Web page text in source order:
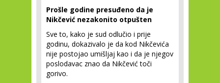
Prošle godine presuđeno da je
Nikčević nezakonito otpušten
Sve to, kako je sud odlučio i prije
godinu, dokazivalo je da kod Nikčevića
nije postojao umišljaj kao i da je njegov
poslodavac znao da Nikčević toči
gorivo.